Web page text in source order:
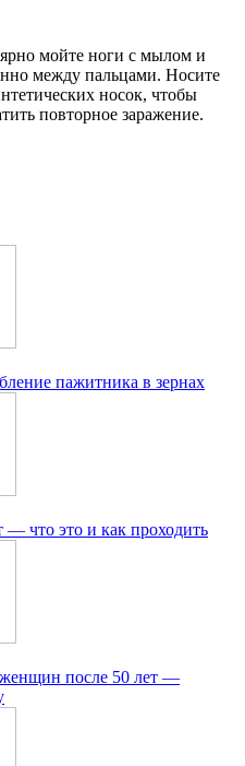
мойте ноги с мылом и
между пальцами. Носите
носок, чтобы
повторное заражение.
пажитника в зернах
— что это и как проходить
после 50 лет —